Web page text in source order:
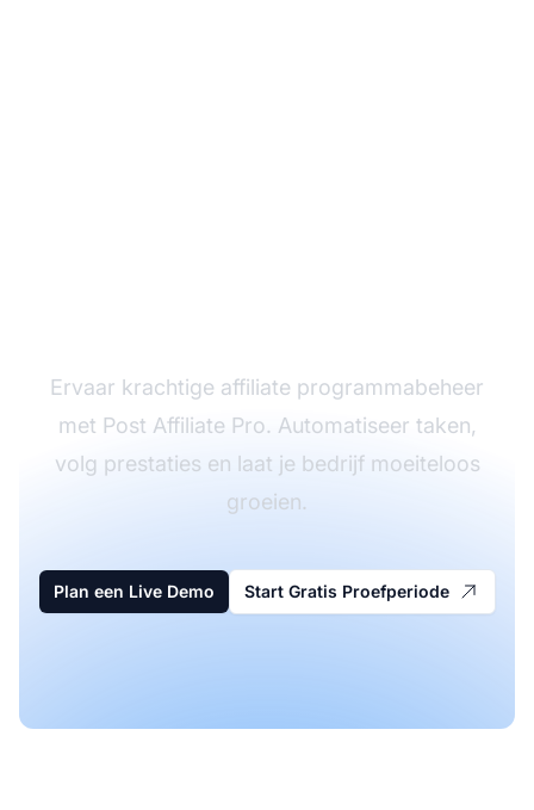
Ervaar krachtige affiliate programmabeheer
met Post Affiliate Pro. Automatiseer taken,
volg prestaties en laat je bedrijf moeiteloos
groeien.
Plan een Live Demo Start Gratis Proefperiode